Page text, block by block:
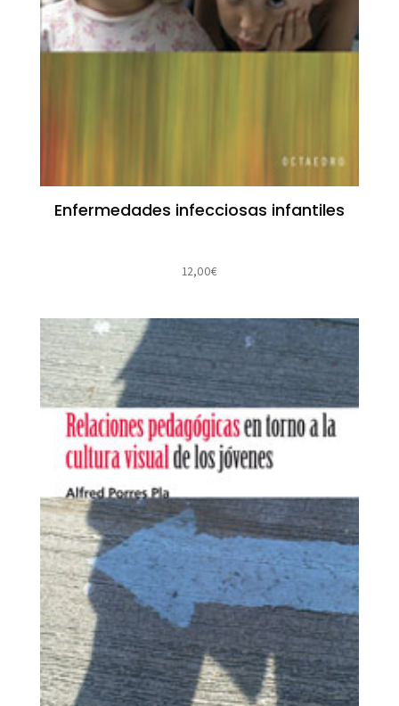
Enfermedades infecciosas infantiles
12,00€